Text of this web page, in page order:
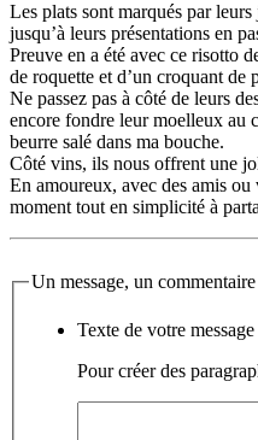
Les plats sont marqués par
jusqu’à leurs présentations en
Preuve en a été avec ce risotto
de roquette et d’un croquant de
Ne passez pas à côté de leurs
encore fondre leur moelleux au
beurre salé dans ma bouche.
Côté vins, ils nous offrent une
En amoureux, avec des amis
moment tout en simplicité à
Un message, un
Texte de votre message
Pour créer des